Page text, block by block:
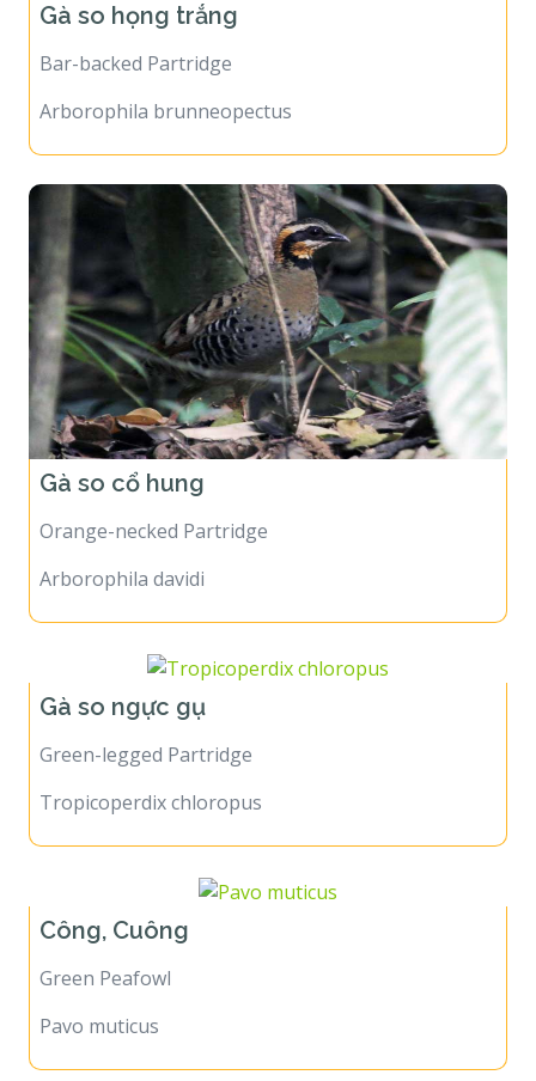
Gà so họng trắng
Bar-backed Partridge
Arborophila brunneopectus
Gà so cổ hung
Orange-necked Partridge
Arborophila davidi
Gà so ngực gụ
Green-legged Partridge
Tropicoperdix chloropus
Công, Cuông
Green Peafowl
Pavo muticus